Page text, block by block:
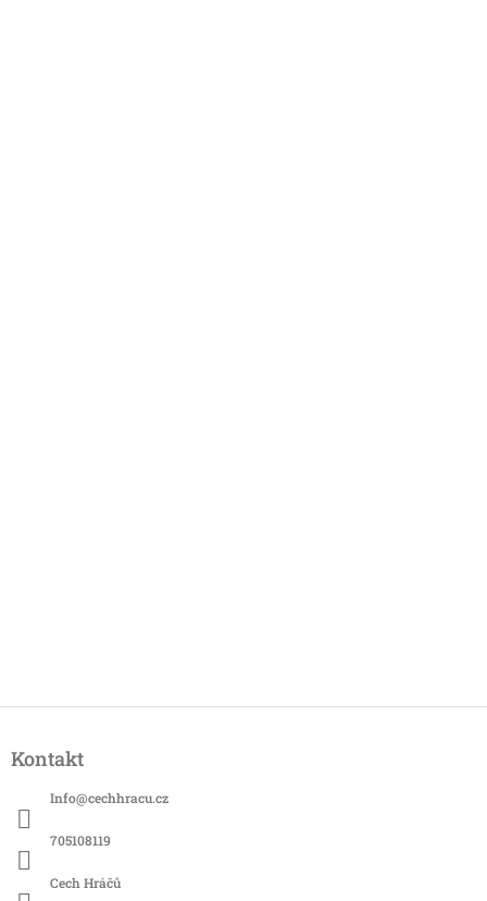
pKontakt
Info@cechhracu.cz
705108119
Cech Hráčů